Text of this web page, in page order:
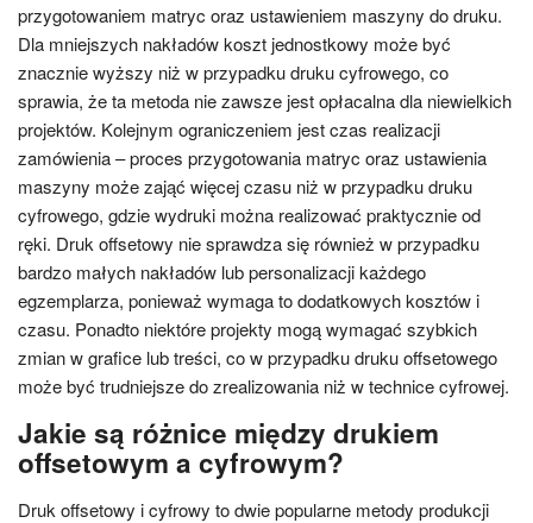
przygotowaniem matryc oraz ustawieniem maszyny do druku.
Dla mniejszych nakładów koszt jednostkowy może być
znacznie wyższy niż w przypadku druku cyfrowego, co
sprawia, że ta metoda nie zawsze jest opłacalna dla niewielkich
projektów. Kolejnym ograniczeniem jest czas realizacji
zamówienia – proces przygotowania matryc oraz ustawienia
maszyny może zająć więcej czasu niż w przypadku druku
cyfrowego, gdzie wydruki można realizować praktycznie od
ręki. Druk offsetowy nie sprawdza się również w przypadku
bardzo małych nakładów lub personalizacji każdego
egzemplarza, ponieważ wymaga to dodatkowych kosztów i
czasu. Ponadto niektóre projekty mogą wymagać szybkich
zmian w grafice lub treści, co w przypadku druku offsetowego
może być trudniejsze do zrealizowania niż w technice cyfrowej.
Jakie są różnice między drukiem
offsetowym a cyfrowym?
Druk offsetowy i cyfrowy to dwie popularne metody produkcji